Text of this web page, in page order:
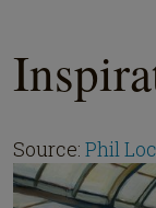
Source: Phil